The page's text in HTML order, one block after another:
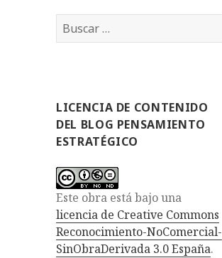
B
u
r
:
LICENCIA DE CONTENIDO
DEL BLOG PENSAMIENTO
ESTRATÉGICO
Este obra está bajo una
licencia de Creative Commons
Reconocimiento-NoComercial-
SinObraDerivada 3.0 España.